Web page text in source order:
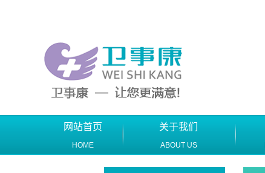
网站首页
HOME
关于我们
ABOUT US